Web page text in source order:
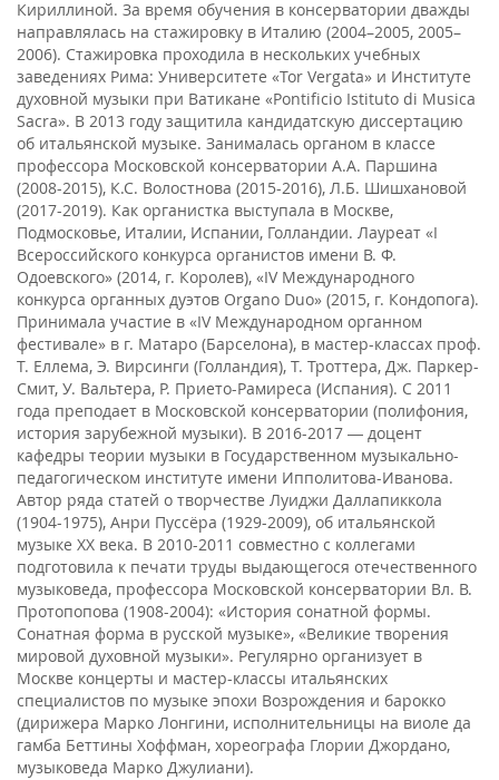
Кириллиной. За время обучения в консерватории дважды
направлялась на стажировку в Италию (2004–2005, 2005–
2006). Стажировка проходила в нескольких учебных
заведениях Рима: Университете «Tor Vergata» и Институте
духовной музыки при Ватикане «Pontificio Istituto di Musica
Sacra». В 2013 году защитила кандидатскую диссертацию
об итальянской музыке. Занималась органом в классе
профессора Московской консерватории А.А. Паршина
(2008-2015), К.С. Волостнова (2015-2016), Л.Б. Шишхановой
(2017-2019). Как органистка выступала в Москве,
Подмосковье, Италии, Испании, Голландии. Лауреат «I
Всероссийского конкурса органистов имени В. Ф.
Одоевского» (2014, г. Королев), «IV Международного
конкурса органных дуэтов Organo Duo» (2015, г. Кондопога).
Принимала участие в «IV Международном органном
фестивале» в г. Матаро (Барселона), в мастер-классах проф.
Т. Еллема, Э. Вирсинги (Голландия), Т. Троттера, Дж. Паркер-
Смит, У. Вальтера, Р. Прието-Рамиреса (Испания). С 2011
года преподает в Московской консерватории (полифония,
история зарубежной музыки). В 2016-2017 ― доцент
кафедры теории музыки в Государственном музыкально-
педагогическом институте имени Ипполитова-Иванова.
Автор ряда статей о творчестве Луиджи Даллапиккола
(1904-1975), Анри Пуссёра (1929-2009), об итальянской
музыке ХХ века. В 2010-2011 совместно с коллегами
подготовила к печати труды выдающегося отечественного
музыковеда, профессора Московской консерватории Вл. В.
Протопопова (1908-2004): «История сонатной формы.
Сонатная форма в русской музыке», «Великие творения
мировой духовной музыки». Регулярно организует в
Москве концерты и мастер-классы итальянских
специалистов по музыке эпохи Возрождения и барокко
(дирижера Марко Лонгини, исполнительницы на виоле да
гамба Беттины Хоффман, хореографа Глории Джордано,
музыковеда Марко Джулиани).